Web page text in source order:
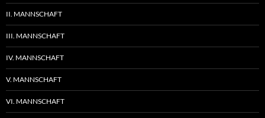
II. MANNSCHAFT
III. MANNSCHAFT
IV. MANNSCHAFT
V. MANNSCHAFT
VI. MANNSCHAFT